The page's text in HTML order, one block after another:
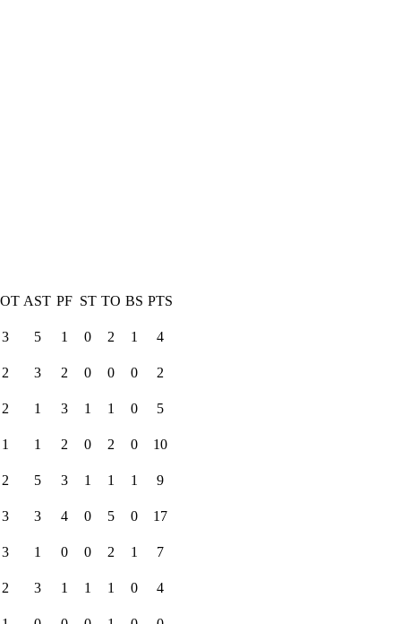
AST PF ST TO BS PTS
3 5 1 0 2 1 4
2 3 2 0 0 0 2
2 1 3 1 1 0 5
1 1 2 0 2 0 10
2 5 3 1 1 1 9
3 3 4 0 5 0 17
3 1 0 0 2 1 7
2 3 1 1 1 0 4